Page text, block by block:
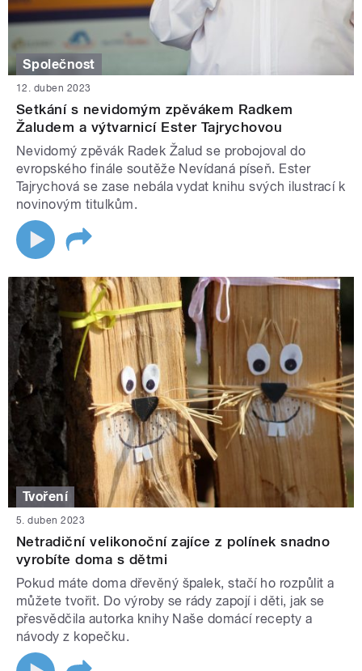
Společnost
12. duben 2023
Setkání s nevidomým zpěvákem Radkem
Žaludem a výtvarnicí Ester Tajrychovou
Nevidomý zpěvák Radek Žalud se probojoval do
evropského finále soutěže Nevídaná píseň. Ester
Tajrychová se zase nebála vydat knihu svých ilustrací k
novinovým titulkům.
Tvoření
5. duben 2023
Netradiční velikonoční zajíce z polínek snadno
vyrobíte doma s dětmi
Pokud máte doma dřevěný špalek, stačí ho rozpůlit a
můžete tvořit. Do výroby se rády zapojí i děti, jak se
přesvědčila autorka knihy Naše domácí recepty a
návody z kopečku.